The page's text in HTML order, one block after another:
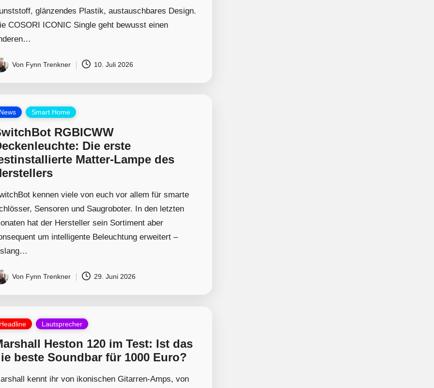
glänzendes Plastik, austauschbares Design.
COSORI ICONIC Single geht bewusst einen
Von Fynn Trenkner 10. Juli 2026
News Smart Home
RGBICWW
Die erste
Matter-Lampe des
kennen viele von euch vor allem für smarte
Sensoren und Saugroboter. In den letzten
hat der Hersteller sein Sortiment aber
um intelligente Beleuchtung erweitert –
Von Fynn Trenkner 29. Juni 2026
Headline Lautsprecher
Heston 120 im Test: Ist das
beste Soundbar für 1000 Euro?
kennt ihr von ikonischen Gitarren-Amps, von